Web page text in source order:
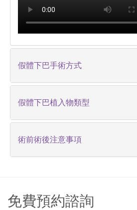
假體下巴手術方式
假體下巴植入物類型
術前術後注意事項
免費預約諮詢